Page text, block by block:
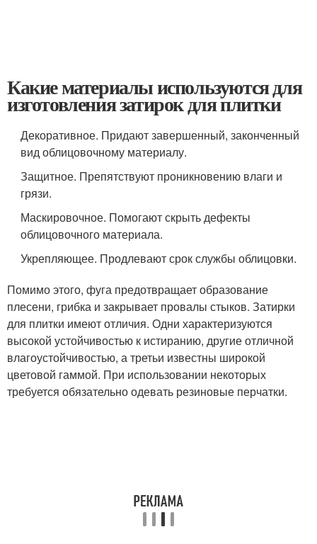
Какие материалы используются для
изготовления затирок для плитки
Декоративное. Придают завершенный, законченный
вид облицовочному материалу.
Защитное. Препятствуют проникновению влаги и
грязи.
Маскировочное. Помогают скрыть дефекты
облицовочного материала.
Укрепляющее. Продлевают срок службы облицовки.
Помимо этого, фуга предотвращает образование
плесени, грибка и закрывает провалы стыков. Затирки
для плитки имеют отличия. Одни характеризуются
высокой устойчивостью к истиранию, другие отличной
влагоустойчивостью, а третьи известны широкой
цветовой гаммой. При использовании некоторых
требуется обязательно одевать резиновые перчатки.